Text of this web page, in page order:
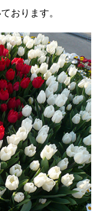
おります。